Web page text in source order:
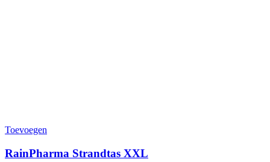
Toevoegen
RainPharma Strandtas XXL